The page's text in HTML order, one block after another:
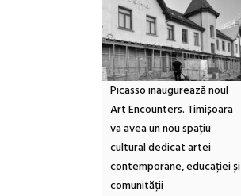
Picasso inaugurează noul
Art Encounters. Timișoara
va avea un nou spațiu
cultural dedicat artei
contemporane, educației și
comunității